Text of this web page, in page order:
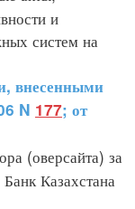
и
систем на
внесенными
N 177; от
(оверсайта) за
Казахстана